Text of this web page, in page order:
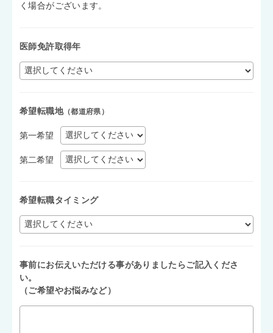
く場合がございます。
医師免許取得年
希望転職地（都道府県）
第一希望
第二希望
希望転職タイミング
事前にお伝えいただける事がありましたらご記入くださ
い。
（ご希望やお悩みなど）